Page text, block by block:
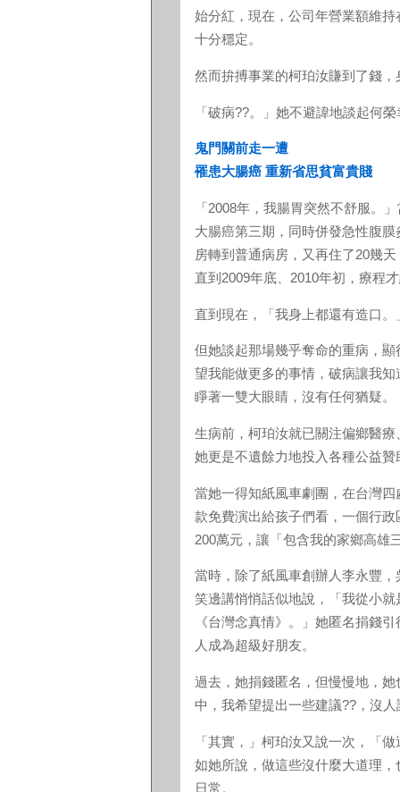
始分紅，現在，公司年營業額維
十分穩定。
然而拚搏事業的柯珀汝賺到了錢
「破病??。」她不避諱地談起何
鬼門關前走一遭
罹患大腸癌 重新省思貧富貴賤
「2008年，我腸胃突然不舒服。
大腸癌第三期，同時併發急性腹
房轉到普通病房，又再住了20幾
直到2009年底、2010年初，療程
直到現在，「我身上都還有造口
但她談起那場幾乎奪命的重病，
望我能做更多的事情，破病讓我
睜著一雙大眼睛，沒有任何猶疑。
生病前，柯珀汝就已關注偏鄉醫
她更是不遺餘力地投入各種公益贊
當她一得知紙風車劇團，在台灣
款免費演出給孩子們看，一個行
200萬元，讓「包含我的家鄉高雄
當時，除了紙風車創辦人李永豐
笑邊講悄悄話似地說，「我從小
《台灣念真情》。」她匿名捐錢
人成為超級好朋友。
過去，她捐錢匿名，但慢慢地，
中，我希望提出一些建議??，沒
「其實，」柯珀汝又說一次，「
如她所說，做這些沒什麼大道理
日常。